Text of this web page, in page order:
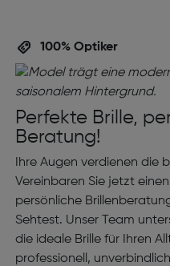
100% Optiker
Perfekte Brille,
Beratung!
Ihre Augen verdienen die
Vereinbaren Sie jetzt
persönliche
Sehtest. Unser Team
die ideale Brille für Ihren
professionell,